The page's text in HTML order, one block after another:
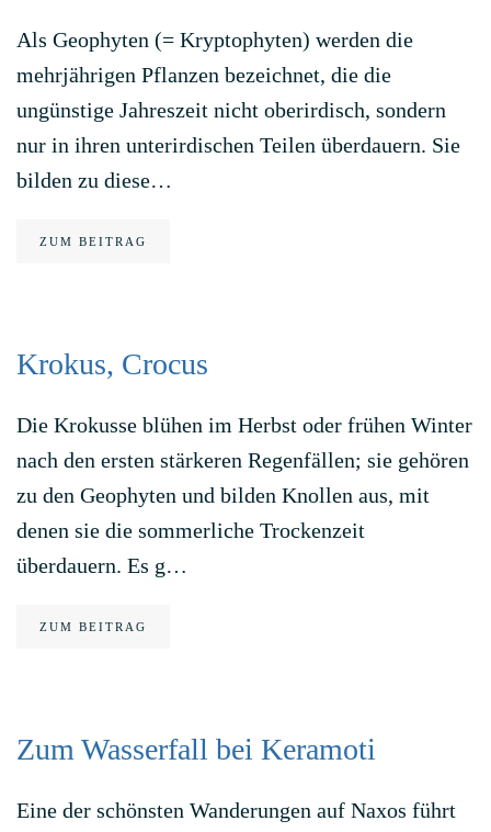
Als Geophyten (= Kryptophyten) werden die
mehrjährigen Pflanzen bezeichnet, die die
ungünstige Jahreszeit nicht oberirdisch, sondern
nur in ihren unterirdischen Teilen überdauern. Sie
bilden zu diese…
ZUM BEITRAG
Krokus, Crocus
Die Krokusse blühen im Herbst oder frühen Winter
nach den ersten stärkeren Regenfällen; sie gehören
zu den Geophyten und bilden Knollen aus, mit
denen sie die sommerliche Trockenzeit
überdauern. Es g…
ZUM BEITRAG
Zum Wasserfall bei Keramoti
Eine der schönsten Wanderungen auf Naxos führt